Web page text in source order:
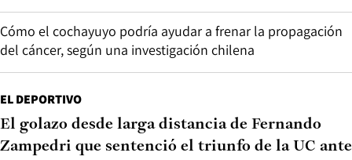
Cómo el cochayuyo podría ayudar a frenar la propagación
del cáncer, según una investigación chilena
EL DEPORTIVO
El golazo desde larga distancia de Fernando
Zampedri que sentenció el triunfo de la UC ante